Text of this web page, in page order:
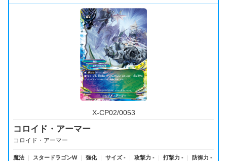
X-CP02/0053
コロイド・アーマー
コロイド・アーマー
魔法 ｜ スタードラゴンW ｜ 強化 ｜ サイズ - ｜ 攻撃力 - ｜ 打撃力 - ｜ 防御力 -